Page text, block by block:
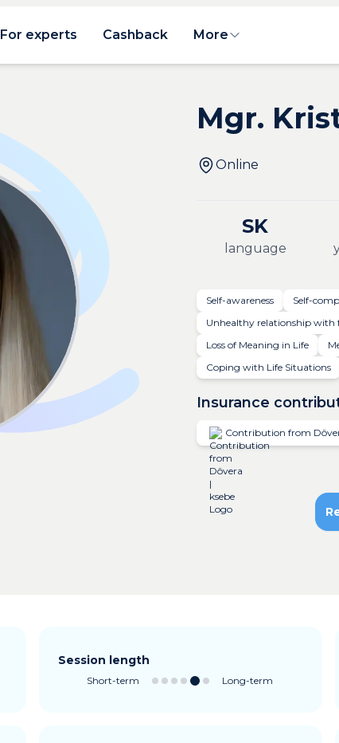
For experts Cashback More
Mgr.
Online
SK
language
Self-awareness Self-
Unhealthy relationship with
Loss of Meaning in Life
Coping with Life Situations
Insurance
Contribution from
Session length
Short-term Long-term